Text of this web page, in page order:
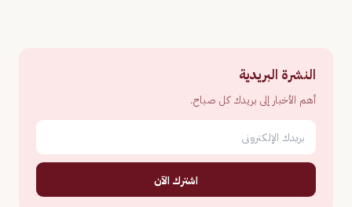
النشرة البريدية
أهم الأخبار إلى بريدك كل صباح.
اشترك الآن